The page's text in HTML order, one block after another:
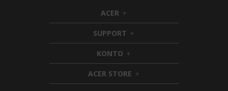
ACER h
i
d
d
e
n
SUPPORT h
i
d
d
e
n
KONTO h
i
d
d
ACER STORE h
i